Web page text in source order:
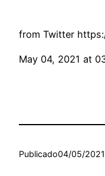
from Twitter
May 04, 2021 at
Publicado04/05/2021